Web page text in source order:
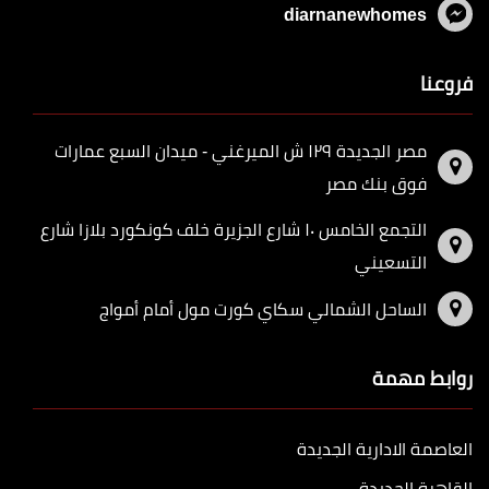
diarnanewhomes
فروعنا
مصر الجديدة ١٢٩ ش الميرغني - ميدان السبع عمارات
فوق بنك مصر
التجمع الخامس ١٠ شارع الجزيرة خلف كونكورد بلازا شارع
التسعيني
الساحل الشمالي سكاي كورت مول أمام أمواج
روابط مهمة
العاصمة الادارية الجديدة